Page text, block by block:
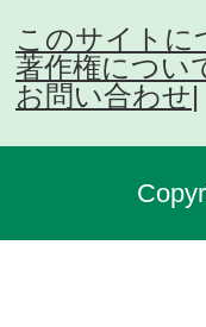
このサイトに
著作権につい
お問い合わせ